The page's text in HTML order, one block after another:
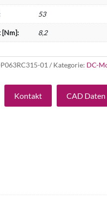
53
[Nm]: 8,2
01 Kategorie: DC-
Kontakt CAD Daten